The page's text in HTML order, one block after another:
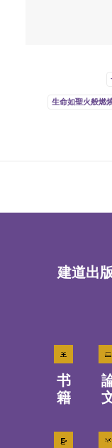
生命如聖火般燃
建道出
书
籍